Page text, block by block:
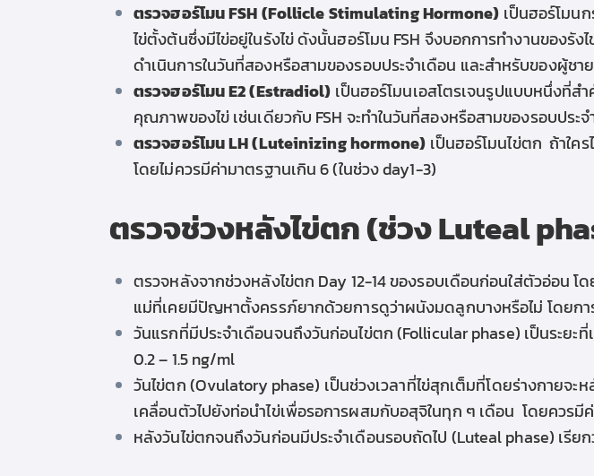
ตรวจฮอร์โมน FSH (Follicle Stimulating Hormone) เป็นฮอร์โมน
ไข่ตั้งต้นซึ่งมีไข่อยู่ในรังไข่ ดังนั้นฮอร์โมน FSH จึงบอกการทำงานของรัง
ดำเนินการในวันที่สองหรือสามของรอบประจำเดือน และสำหรับของผู้ช
ตรวจฮอร์โมน E2 (Estradiol) เป็นฮอร์โมนเอสโตรเจนรูปแบบหนึ่งที่ส
คุณภาพของไข่ เช่นเดียวกับ FSH จะทำในวันที่สองหรือสามของรอบประจ
ตรวจฮอร์โมน LH (Luteinizing hormone) เป็นฮอร์โมนไข่ตกถ้าใค
โดยไม่ควรมีค่ามาตรฐานเกิน 6 (ในช่วง day1-3)
ตรวจช่วงหลังไข่ตก (ช่วง Luteal
ตรวจหลังจากช่วงหลังไข่ตก Day 12-14 ของรอบเดือนก่อนใส่ตัวอ่อน โ
แม่ที่เคยมีปัญหาตั้งครรภ์ยากด้วยการดูว่าผนังมดลูกบางหรือไม่ โดยกา
วันแรกที่มีประจำเดือนจนถึงวันก่อนไข่ตก (Follicular phase) เป็นระยะ
0.2 – 1.5 ng/ml
วันไข่ตก (Ovulatory phase) เป็นช่วงเวลาที่ไข่สุกเต็มที่โดยร่างกายจะ
เคลื่อนตัวไปยังท่อนำไข่เพื่อรอการผสมกับอสุจิในทุก ๆ เดือน โดยควรมี
หลังวันไข่ตกจนถึงวันก่อนมีประจำเดือนรอบถัดไป (Luteal phase) เรียก